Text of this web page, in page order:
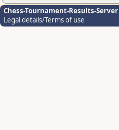
Chess-Tournament-Results-Server
Legal details/Terms of use